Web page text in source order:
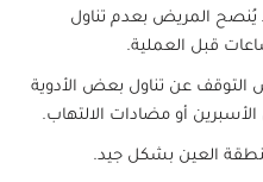
يُنصح المريض بعدم تناول
عن تناول بعض الأدوية
الأسبرين أو مضادات الالتهاب.
العين بشكل جيد.